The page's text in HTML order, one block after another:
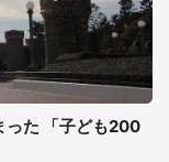
った 「子ども200